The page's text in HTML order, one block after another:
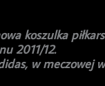
koszulka
2011/12.
w meczowej